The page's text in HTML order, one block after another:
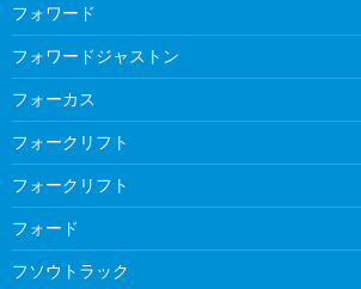
フォワード
フォワードジャストン
フォーカス
フォークリフト
フォークリフト
フォード
フソウトラック